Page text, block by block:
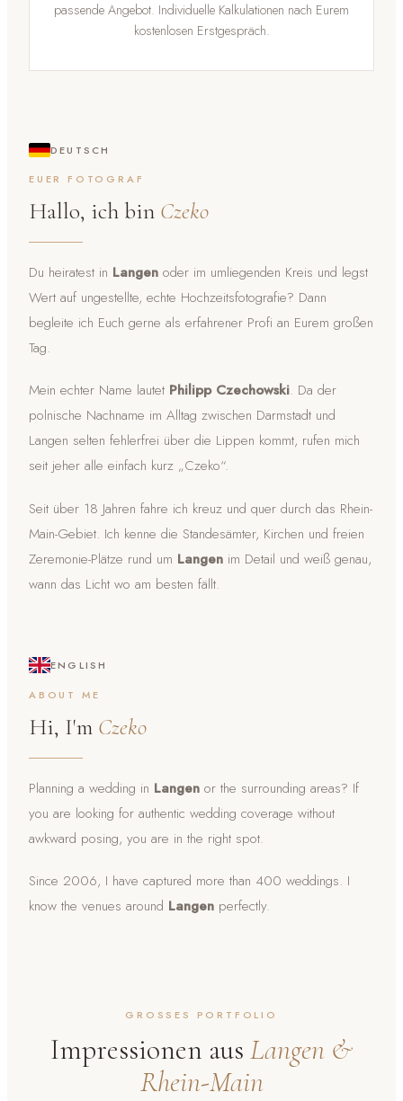
passende Angebot. Individuelle Kalkulationen nach Eurem
kostenlosen Erstgespräch.
DEUTSCH
EUER FOTOGRAF
Hallo, ich bin Czeko
Du heiratest in Langen oder im umliegenden Kreis und legst
Wert auf ungestellte, echte Hochzeitsfotografie? Dann
begleite ich Euch gerne als erfahrener Profi an Eurem großen
Tag.
Mein echter Name lautet Philipp Czechowski. Da der
polnische Nachname im Alltag zwischen Darmstadt und
Langen selten fehlerfrei über die Lippen kommt, rufen mich
seit jeher alle einfach kurz „Czeko“.
Seit über 18 Jahren fahre ich kreuz und quer durch das Rhein-
Main-Gebiet. Ich kenne die Standesämter, Kirchen und freien
Zeremonie-Plätze rund um Langen im Detail und weiß genau,
wann das Licht wo am besten fällt.
ENGLISH
ABOUT ME
Hi, I'm Czeko
Planning a wedding in Langen or the surrounding areas? If
you are looking for authentic wedding coverage without
awkward posing, you are in the right spot.
Since 2006, I have captured more than 400 weddings. I
know the venues around Langen perfectly.
GROSSES PORTFOLIO
Impressionen aus Langen &
Rhein-Main